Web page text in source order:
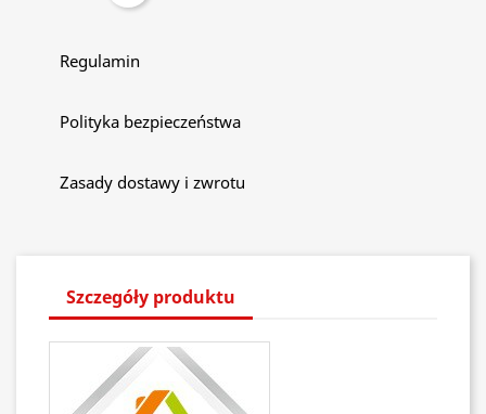
Regulamin
Polityka bezpieczeństwa
Zasady dostawy i zwrotu
Szczegóły produktu